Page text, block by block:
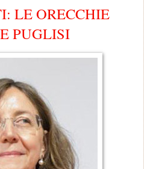
LE ORECCHIE
PUGLISI